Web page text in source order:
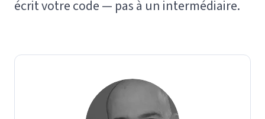
écrit votre code — pas à un intermédiaire.